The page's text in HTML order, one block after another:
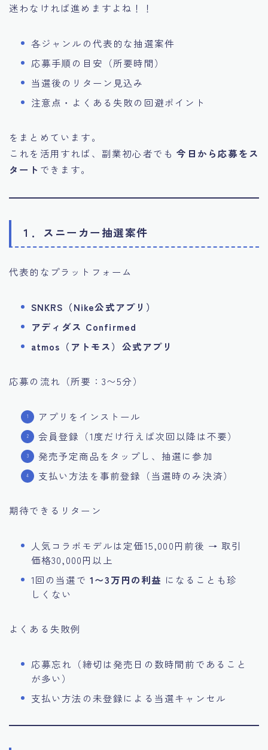
Follow Me
迷わなければ進めますよね！！
各ジャンルの代表的な抽選案件
応募手順の目安（所要時間）
当選後のリターン見込み
注意点・よくある失敗の回避ポイント
をまとめています。
これを活用すれば、副業初心者でも今日から応募をス
タート できます。
１．スニーカー抽選案件
代表的なプラットフォーム
SNKRS（Nike公式アプリ）
アディダス Confirmed
atmos（アトモス）公式アプリ
応募の流れ（所要：3〜5分）
アプリをインストール
会員登録（1度だけ行えば次回以降は不要）
発売予定商品をタップし、抽選に参加
支払い方法を事前登録（当選時のみ決済）
期待できるリターン
人気コラボモデルは定価15,000円前後 → 取引
価格30,000円以上
1回の当選で 1〜3万円の利益 になることも珍
しくない
よくある失敗例
応募忘れ（締切は発売日の数時間前であること
が多い）
支払い方法の未登録による当選キャンセル